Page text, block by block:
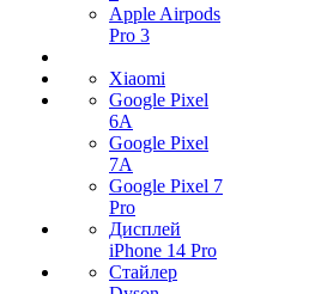
Apple Airpods
Pro 3
Xiaomi
Google Pixel
6A
Google Pixel
7А
Google Pixel 7
Pro
Дисплей
iPhone 14 Pro
Стайлер